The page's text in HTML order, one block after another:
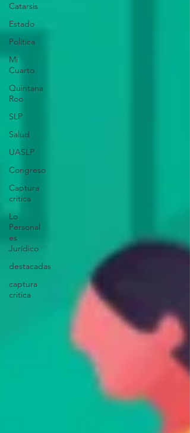
Catarsis
Estado
Política
Mi
Cuarto
Quintana
Roo
SLP
Salud
UASLP
Congreso
Captura
critica
Lo
Personal
es
Jurídico
destacadas
captura
critica